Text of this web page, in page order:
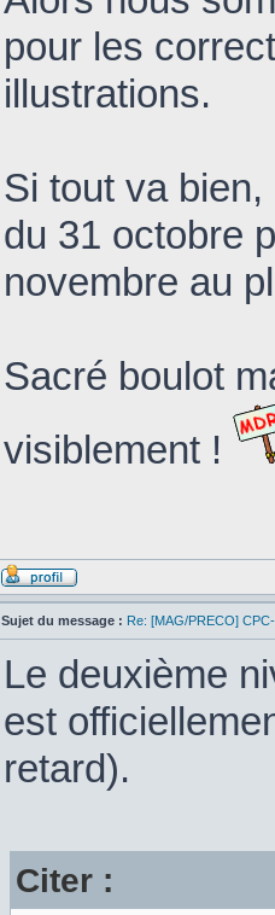
pour les
illustrations.
Si tout va
du 31 octobre
novembre au
Sacré boulot
visiblement !
Sujet du message : Re: [MAG/PRECO]
Le deuxième
est
retard).
Citer :